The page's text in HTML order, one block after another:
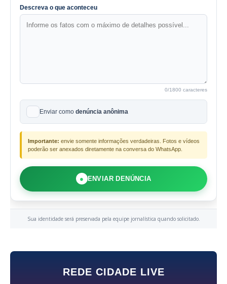
Descreva o que aconteceu
0/1800 caracteres
Enviar como denúncia anônima
Importante: envie somente informações verdadeiras. Fotos e vídeos
poderão ser anexados diretamente na conversa do WhatsApp.
● ENVIAR DENÚNCIA
Sua identidade será preservada pela equipe jornalística quando solicitado.
REDE CIDADE LIVE